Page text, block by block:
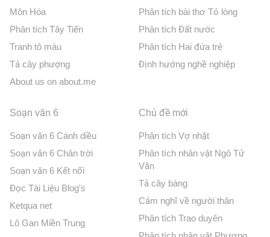
Môn Hóa
Phân tích Tây Tiến
Tranh tô màu
Tả cây phượng
About us on about.me
Phân tích bài thơ Tỏ lòng
Phân tích Đất nước
Phân tích Hai đứa trẻ
Định hướng nghề nghiệp
Soạn văn 6
Soạn văn 6 Cánh diều
Soạn văn 6 Chân trời
Soạn văn 6 Kết nối
Đọc Tài Liệu Blog's
Ketqua net
Lô Gan Miền Trung
Chủ đề mới
Phân tích Vợ nhặt
Phân tích nhân vật Ngô Tử
Văn
Tả cây bàng
Cảm nghĩ về người thân
Phân tích Trao duyên